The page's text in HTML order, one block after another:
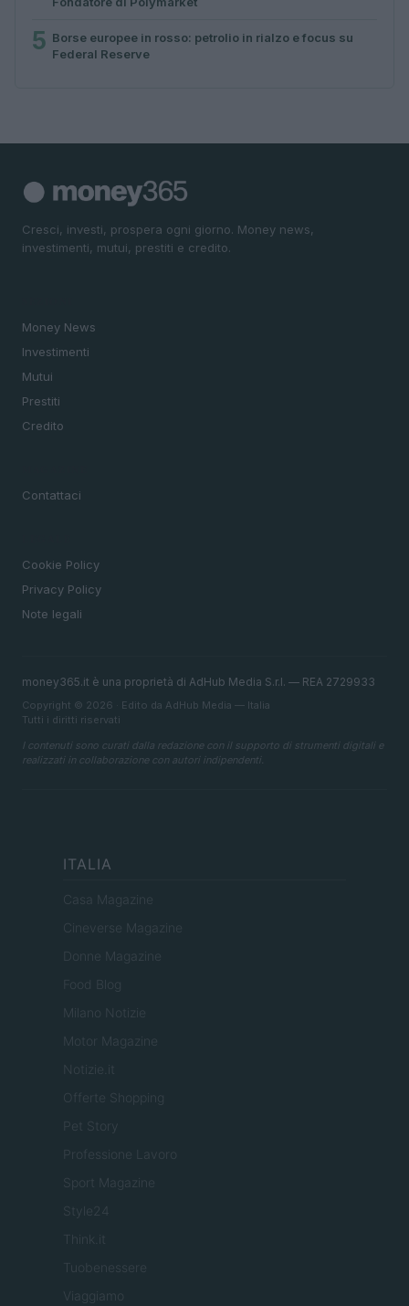
5 Borse europee in rosso: petrolio in rialzo e focus su
Federal Reserve
Cresci, investi, prospera ogni giorno. Money news,
investimenti, mutui, prestiti e credito.
Money News
Investimenti
Mutui
Prestiti
Credito
Contattaci
Cookie Policy
Privacy Policy
Note legali
money365.it è una proprietà di AdHub Media S.r.l. — REA 2729933
Copyright © 2026 · Edito da AdHub Media — Italia
Tutti i diritti riservati
I contenuti sono curati dalla redazione con il supporto di strumenti digitali e
realizzati in collaborazione con autori indipendenti.
ITALIA
Casa Magazine
Cineverse Magazine
Donne Magazine
Food Blog
Milano Notizie
Motor Magazine
Notizie.it
Offerte Shopping
Pet Story
Professione Lavoro
Sport Magazine
Style24
Think.it
Tuobenessere
Viaggiamo